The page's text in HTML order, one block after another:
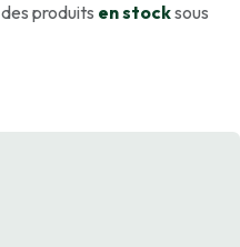
des produits en stocksous